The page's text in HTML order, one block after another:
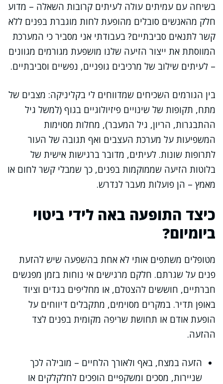
בשיחה עם עמיתים עולה לעיתים קרובות השאלה – מדוע
חלק מהאנשים סובלים מהופעת לחות מוגברת בפנים ללא
קשר לתנאים סביבתיים? בעבודתי אני מסביר כי המערכת
המווסתת את ייצור הזיעה שלנו מושפעת מגורמים מגוונים
– לעיתים שילוב של מרכיבים גופניים, נפשיים וסביבתיים.
בין הגורמים השכיחים שמדווחים לי בקליניקה: מצבים של
מתח, תקופות של שינויים פיזיולוגיים בגוף (למשל גיל
ההתבגרות, הריון, גיל המעבר), מחלות מסוימות
המשפיעות על מערכת העצבים ואף תגובה של העור
לתרופות שונות. לעיתים, מדובר ברגישות אישית של
בלוטות הזיעה שממוקמות בפנים, כך שמבלי קשר לחום או
מאמץ – הן פועלות מעבר לנדרש.
כיצד התופעה באה לידי ביטוי
ביומיום?
מטופלים משתפים אותי לא אחת בהשפעה שיש להזעת
פנים על שגרתם. חלקם מרגישים אי נוחות בזמן מפגשים
חברתיים, חוששים להצטלם, או מחליפים בגדים וציוד
באופן תדיר. במקרים מסוימים, מתקבלים דיווחים על
הופעת אודם או תחושת שריפה מקומית בפנים לצד
ההזעה.
הזעה במצח, באף ולאורך הלחיים – מובילה לכך
שניירות, מסכים ומשקפיים הופכים לחלקלקים או